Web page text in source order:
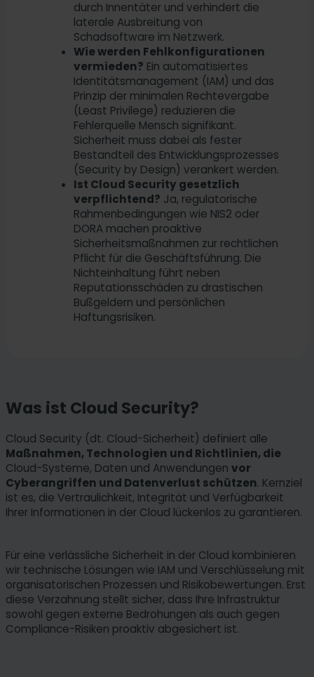
durch Innentäter und verhindert die
laterale Ausbreitung von
Schadsoftware im Netzwerk.
Wie werden Fehlkonfigurationen
vermieden? Ein automatisiertes
Identitätsmanagement (IAM) und das
Prinzip der minimalen Rechtevergabe
(Least Privilege) reduzieren die
Fehlerquelle Mensch signifikant.
Sicherheit muss dabei als fester
Bestandteil des Entwicklungsprozesses
(Security by Design) verankert werden.
Ist Cloud Security gesetzlich
verpflichtend? Ja, regulatorische
Rahmenbedingungen wie NIS2 oder
DORA machen proaktive
Sicherheitsmaßnahmen zur rechtlichen
Pflicht für die Geschäftsführung. Die
Nichteinhaltung führt neben
Reputationsschäden zu drastischen
Bußgeldern und persönlichen
Haftungsrisiken.
Was ist Cloud Security?
Cloud Security (dt. Cloud-Sicherheit) definiert alle
Maßnahmen, Technologien und Richtlinien, die
Cloud-Systeme, Daten und Anwendungen vor
Cyberangriffen und Datenverlust schützen. Kernziel
ist es, die Vertraulichkeit, Integrität und Verfügbarkeit
Ihrer Informationen in der Cloud lückenlos zu garantieren.
Für eine verlässliche Sicherheit in der Cloud kombinieren
wir technische Lösungen wie IAM und Verschlüsselung mit
organisatorischen Prozessen und Risikobewertungen. Erst
diese Verzahnung stellt sicher, dass Ihre Infrastruktur
sowohl gegen externe Bedrohungen als auch gegen
Compliance-Risiken proaktiv abgesichert ist.